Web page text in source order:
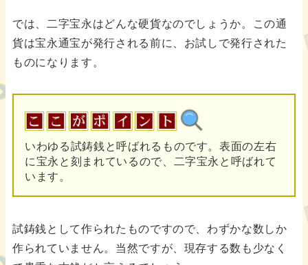
では、二字宝永はどんな硬貨なのでしょうか。この通
貨は宝永通宝が発行される前に、お試しで発行された
ものになります。
いわゆる試鋳銭と呼ばれるものです。表面の左右
に宝永と刻まれているので、二字宝永と呼ばれて
います。
試鋳銭として作られたものですので、わずかな数しか
作られていません。当然ですが、現存する数も少なく